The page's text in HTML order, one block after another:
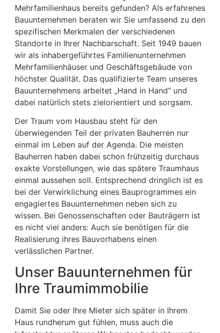
Mehrfamilienhaus bereits gefunden? Als erfahrenes
Bauunternehmen beraten wir Sie umfassend zu den
spezifischen Merkmalen der verschiedenen
Standorte in Ihrer Nachbarschaft. Seit 1949 bauen
wir als inhabergeführtes Familienunternehmen
Mehrfamilienhäuser und Geschäftsgebäude von
höchster Qualität. Das qualifizierte Team unseres
Bauunternehmens arbeitet „Hand in Hand“ und
dabei natürlich stets zielorientiert und sorgsam.
Der Traum vom Hausbau steht für den
überwiegenden Teil der privaten Bauherren nur
einmal im Leben auf der Agenda. Die meisten
Bauherren haben dabei schon frühzeitig durchaus
exakte Vorstellungen, wie das spätere Traumhaus
einmal aussehen soll. Entsprechend dringlich ist es
bei der Verwirklichung eines Bauprogrammes ein
engagiertes Bauunternehmen neben sich zu
wissen. Bei Genossenschaften oder Bauträgern ist
es nicht viel anders: Auch sie benötigen für die
Realisierung ihres Bauvorhabens einen
verlässlichen Partner.
Unser Bauunternehmen für
Ihre Traumimmobilie
Damit Sie oder Ihre Mieter sich später in Ihrem
Haus rundherum gut fühlen, muss auch die